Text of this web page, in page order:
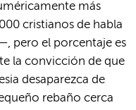
más
cristianos de habla
pero el porcentaje es
la convicción de que
desaparezca de
rebaño cerca